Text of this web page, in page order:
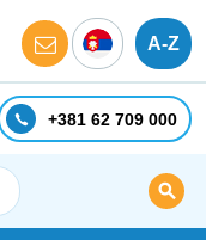
A-Z
+381 62 709 000